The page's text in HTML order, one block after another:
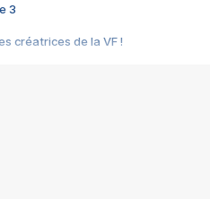
3
créatrices de la VF !